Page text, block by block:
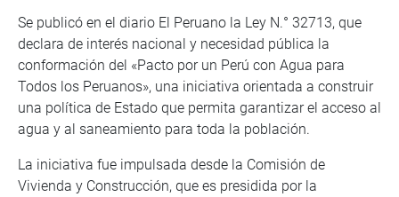
Se publicó en el diario El Peruano la Ley N.° 32713, que
declara de interés nacional y necesidad pública la
conformación del «Pacto por un Perú con Agua para
Todos los Peruanos», una iniciativa orientada a construir
una política de Estado que permita garantizar el acceso al
agua y al saneamiento para toda la población.
La iniciativa fue impulsada desde la Comisión de
Vivienda y Construcción, que es presidida por la